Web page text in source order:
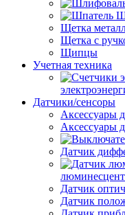
Щетка
Щетка с
Щипцы
Учетная техника
Датчики/сенсоры
Аксессуары
Аксессуары
Датчик
Датчик
Датчик